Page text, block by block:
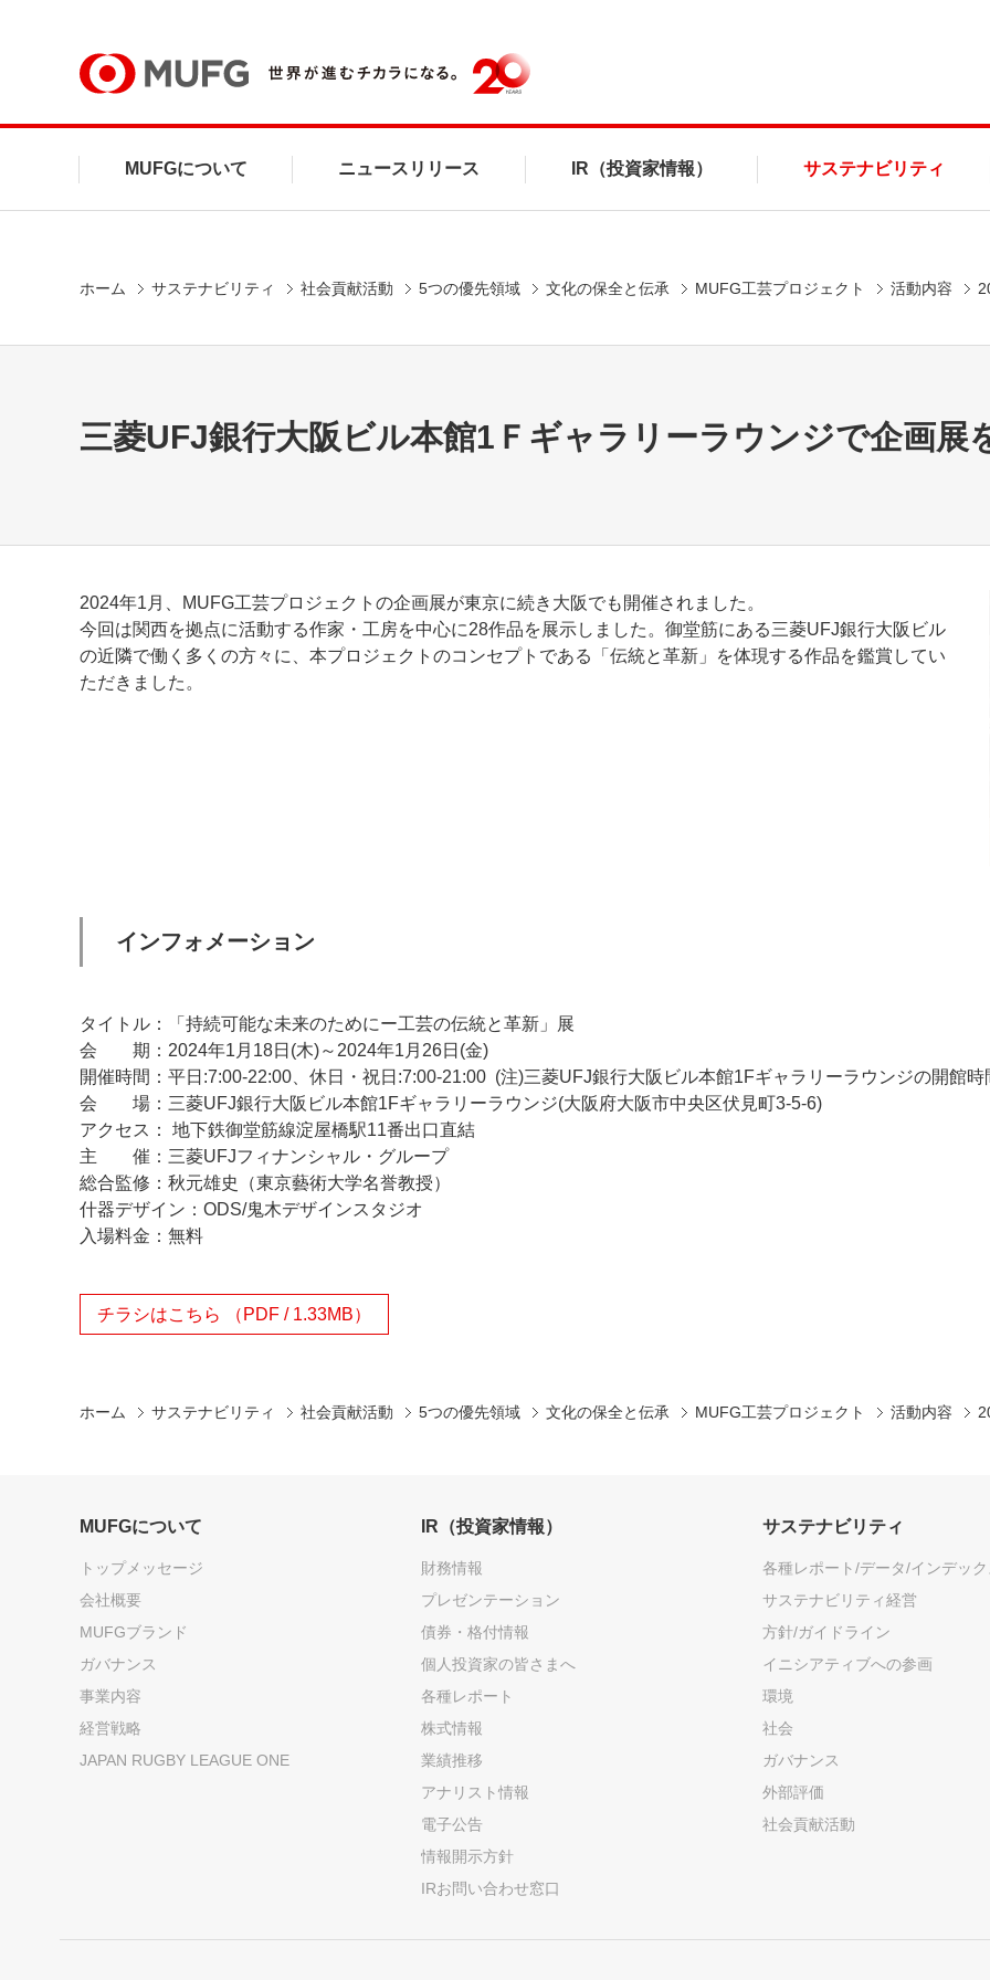
MUFGについて ニュースリリース IR（投資家情報） サステナビリティ
ホーム サステナビリティ 社会貢献活動 5つの優先領域 文化の保全と伝承 MUFG工芸プロジェクト 活動内容
三菱UFJ銀行大阪ビル本館1Ｆギャラリーラウンジで企画展
2024年1月、MUFG工芸プロジェクトの企画展が東京に続き大阪でも開催されました。
今回は関西を拠点に活動する作家・工房を中心に28作品を展示しました。御堂筋にある三菱UFJ銀行大阪ビル
の近隣で働く多くの方々に、本プロジェクトのコンセプトである「伝統と革新」を体現する作品を鑑賞してい
ただきました。
インフォメーション
タイトル：「持続可能な未来のためにー工芸の伝統と革新」展
会 期：2024年1月18日(木)～2024年1月26日(金)
開催時間：平日:7:00-22:00、休日・祝日:7:00-21:00 (注)三菱UFJ銀行大阪ビル本館1Fギャラリーラウンジの開館時
会 場：三菱UFJ銀行大阪ビル本館1Fギャラリーラウンジ(大阪府大阪市中央区伏見町3-5-6)
アクセス： 地下鉄御堂筋線淀屋橋駅11番出口直結
主 催：三菱UFJフィナンシャル・グループ
総合監修：秋元雄史（東京藝術大学名誉教授）
什器デザイン：ODS/鬼木デザインスタジオ
入場料金：無料
チラシはこちら （PDF / 1.33MB）
ホーム サステナビリティ 社会貢献活動 5つの優先領域 文化の保全と伝承 MUFG工芸プロジェクト 活動内容
MUFGについて
トップメッセージ
会社概要
MUFGブランド
ガバナンス
事業内容
経営戦略
JAPAN RUGBY LEAGUE ONE
IR（投資家情報）
財務情報
プレゼンテーション
債券・格付情報
個人投資家の皆さまへ
各種レポート
株式情報
業績推移
アナリスト情報
電子公告
情報開示方針
IRお問い合わせ窓口
サステナビリティ
各種レポート/データ/インデック
サステナビリティ経営
方針/ガイドライン
イニシアティブへの参画
環境
社会
ガバナンス
外部評価
社会貢献活動